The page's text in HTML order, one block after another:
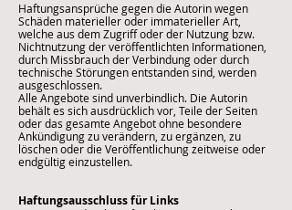
Haftungsansprüche gegen die Autorin wegen
Schäden materieller oder immaterieller Art,
welche aus dem Zugriff oder der Nutzung bzw.
Nichtnutzung der veröffentlichten Informationen,
durch Missbrauch der Verbindung oder durch
technische Störungen entstanden sind, werden
ausgeschlossen.
Alle Angebote sind unverbindlich. Die Autorin
behält es sich ausdrücklich vor, Teile der Seiten
oder das gesamte Angebot ohne besondere
Ankündigung zu verändern, zu ergänzen, zu
löschen oder die Veröffentlichung zeitweise oder
endgültig einzustellen.
Haftungsausschluss für Links